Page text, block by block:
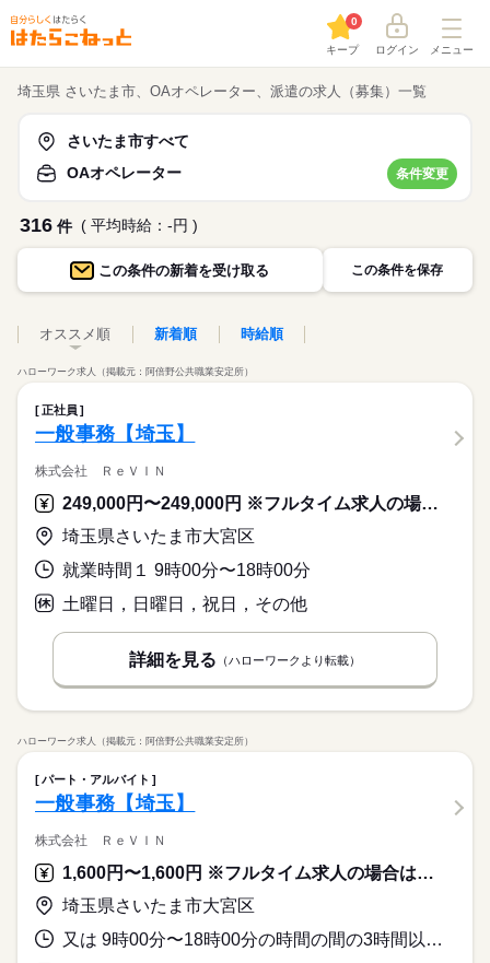
キープ
0
ログイン メニュー
埼玉県 さいたま市、OAオペレーター、派遣の求人（募集）一覧
さいたま市すべて
OAオペレーター
条件変更
316 件 ( 平均時給：-円 )
この条件の新着を受け取る この条件を保存
オススメ順 新着順 時給順
ハローワーク求人（掲載元：阿倍野公共職業安定所）
正社員
一般事務【埼玉】
株式会社 ＲｅＶＩＮ
249,000円〜249,000円 ※フルタイム求人の場合は月額（換算額）、パート求人の場合は時間額を表示しています。
埼玉県さいたま市大宮区
就業時間１ 9時00分〜18時00分
土曜日，日曜日，祝日，その他
詳細を見る （ハローワークより転載）
ハローワーク求人（掲載元：阿倍野公共職業安定所）
パート・アルバイト
一般事務【埼玉】
株式会社 ＲｅＶＩＮ
1,600円〜1,600円 ※フルタイム求人の場合は月額（換算額）、パート求人の場合は時間額を表示しています。
埼玉県さいたま市大宮区
又は 9時00分〜18時00分の時間の間の3時間以上 就業時間に関する特記事項 週５日、１日３時間以上、９時～１５時勤務出来る方歓迎